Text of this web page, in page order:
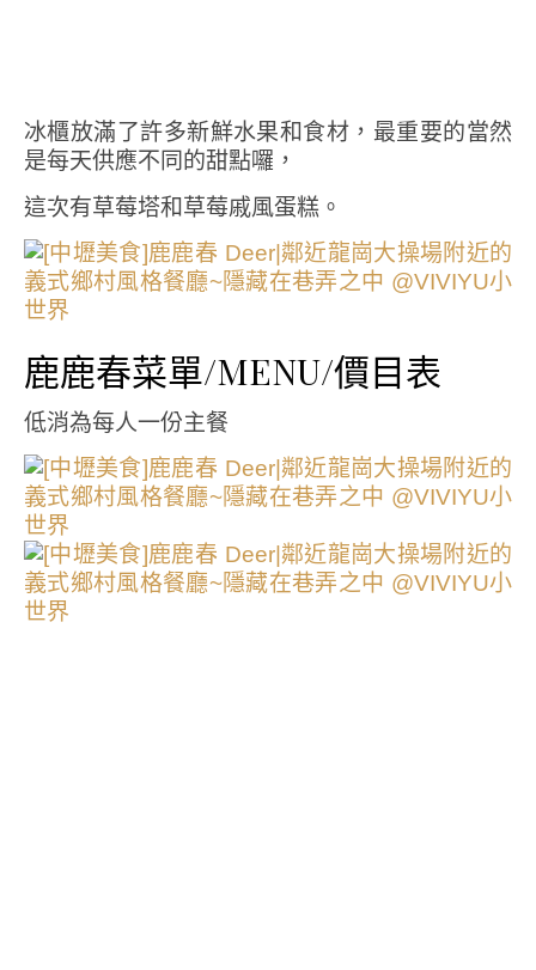
冰櫃放滿了許多新鮮水果和食材，最重要的當然
是每天供應不同的甜點囉，
這次有草莓塔和草莓戚風蛋糕。
鹿鹿春菜單/MENU/價目表
低消為每人一份主餐